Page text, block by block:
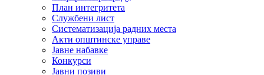
План интегритета
Службени лист
Систематизација радних места
Акти општинске управе
Јавне набавке
Конкурси
Јавни позиви